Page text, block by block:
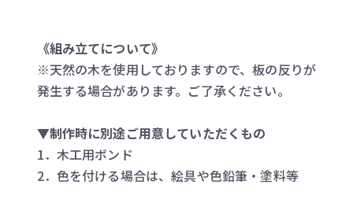
《組み立てについて》
※天然の木を使用しておりますので、板の反りが
発生する場合があります。ご了承ください。
▼制作時に別途ご用意していただくもの
1．木工用ボンド
2．色を付ける場合は、絵具や色鉛筆・塗料等